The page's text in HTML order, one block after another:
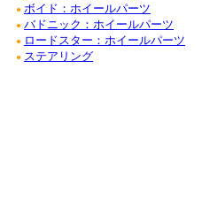
● ボイド：ホイールパーツ
● バドニック：ホイールパーツ
● ロードスター：ホイールパーツ
● ステアリング